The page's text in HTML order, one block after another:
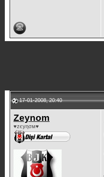
17-01-2008, 20:40
Zeynom
♥zєуησм♥